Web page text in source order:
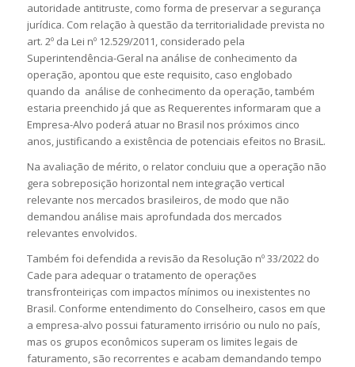
autoridade antitruste, como forma de preservar a segurança
jurídica. Com relação à questão da territorialidade prevista no
art. 2º da Lei nº 12.529/2011, considerado pela
Superintendência-Geral na análise de conhecimento da
operação, apontou que este requisito, caso englobado
quando da análise de conhecimento da operação, também
estaria preenchido já que as Requerentes informaram que a
Empresa-Alvo poderá atuar no Brasil nos próximos cinco
anos, justificando a existência de potenciais efeitos no BrasiL.
Na avaliação de mérito, o relator concluiu que a operação não
gera sobreposição horizontal nem integração vertical
relevante nos mercados brasileiros, de modo que não
demandou análise mais aprofundada dos mercados
relevantes envolvidos.
Também foi defendida a revisão da Resolução nº 33/2022 do
Cade para adequar o tratamento de operações
transfronteiriças com impactos mínimos ou inexistentes no
Brasil. Conforme entendimento do Conselheiro, casos em que
a empresa-alvo possui faturamento irrisório ou nulo no país,
mas os grupos econômicos superam os limites legais de
faturamento, são recorrentes e acabam demandando tempo